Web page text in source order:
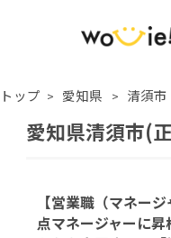
トップ 愛知県 清須市
愛知県清須市(
【営業職（マネー
点マネージャーに